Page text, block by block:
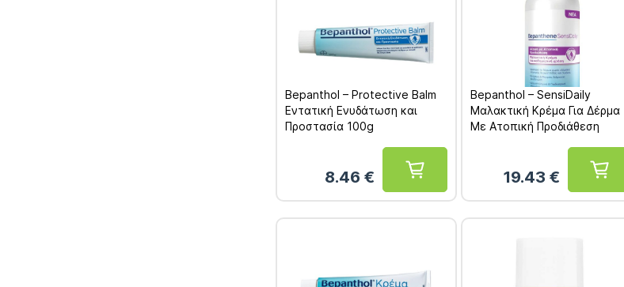
Bepanthol – Protective Balm
Εντατική Ενυδάτωση και
Προστασία 100g
8.46 €
Bepanthol – SensiDaily
Μαλακτική Κρέμα Για Δέρμα
Με Ατοπική Προδιάθεση
19.43 €